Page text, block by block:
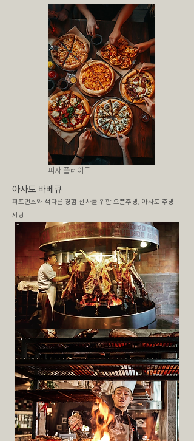
​피자 플레이트
​아사도 바베큐
​퍼포먼스와 색다른 경험 선사를 위한 오픈주방, 아사도 주방
세팅